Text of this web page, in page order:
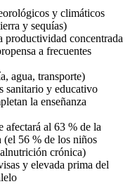
y climáticos
y sequías)
productividad concentrada
a frecuentes
agua, transporte)
sanitario y educativo
la enseñanza
afectará al 63 % de la
56 % de los niños
crónica)
y elevada prima del